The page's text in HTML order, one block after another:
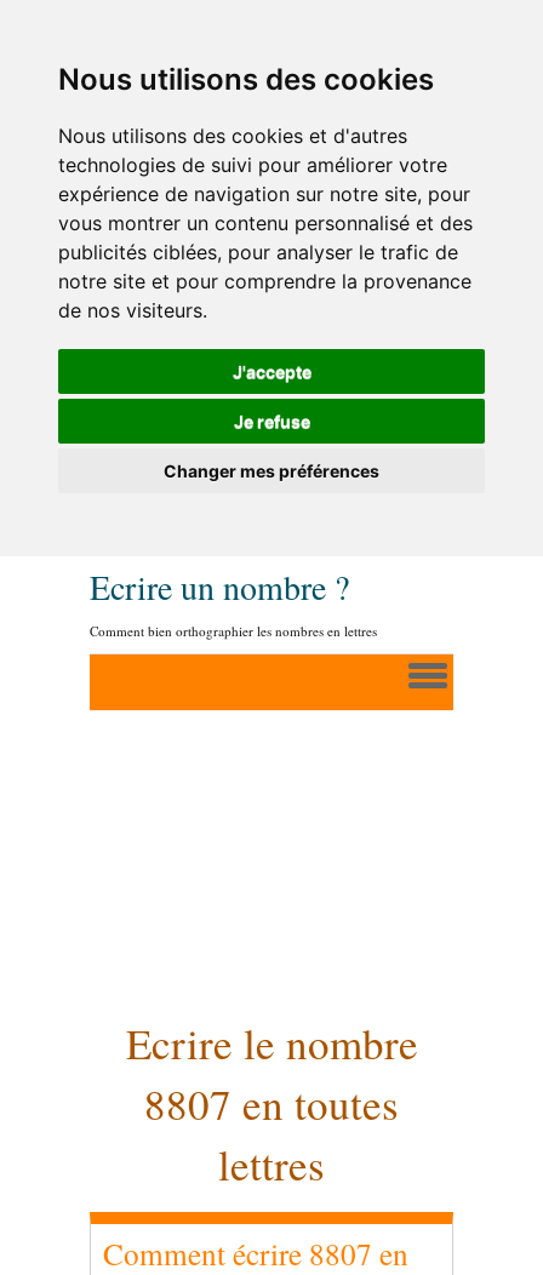
Nous utilisons des cookies
Nous utilisons des cookies et d'autres
technologies de suivi pour améliorer votre
expérience de navigation sur notre site, pour
vous montrer un contenu personnalisé et des
publicités ciblées, pour analyser le trafic de
notre site et pour comprendre la provenance
de nos visiteurs.
J'accepte
Je refuse
Changer mes préférences
Ecrire un nombre ?
Comment bien orthographier les nombres en lettres
Ecrire le nombre
8807 en toutes
lettres
Comment écrire 8807 en